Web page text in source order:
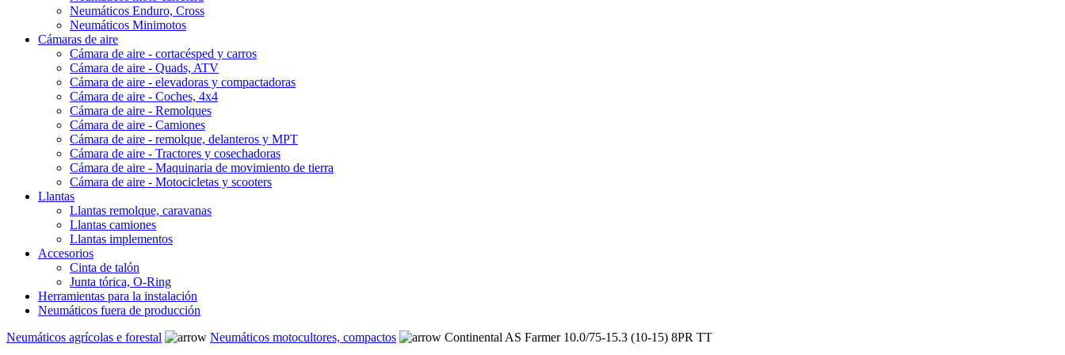
Neumáticos Enduro, Cross
Neumáticos Minimotos
Cámaras de aire
Cámara de aire - cortacésped y carros
Cámara de aire - Quads, ATV
Cámara de aire - elevadoras y compactadoras
Cámara de aire - Coches, 4x4
Cámara de aire - Remolques
Cámara de aire - Camiones
Cámara de aire - remolque, delanteros y MPT
Cámara de aire - Tractores y cosechadoras
Cámara de aire - Maquinaria de movimiento de tierra
Cámara de aire - Motocicletas y scooters
Llantas
Llantas remolque, caravanas
Llantas camiones
Llantas implementos
Accesorios
Cinta de talón
Junta tórica, O-Ring
Herramientas para la instalación
Neumáticos fuera de producción
Neumáticos agrícolas e forestal
Neumáticos motocultores, compactos Continental AS Farmer 10.0/75-15.3 (10-15) 8PR TT